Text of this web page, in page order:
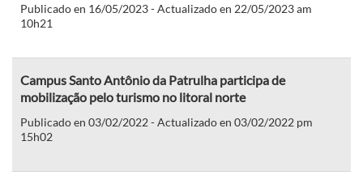
Publicado en 16/05/2023 - Actualizado en 22/05/2023 am
10h21
Campus Santo Antônio da Patrulha participa de
mobilização pelo turismo no litoral norte
Publicado en 03/02/2022 - Actualizado en 03/02/2022 pm
15h02